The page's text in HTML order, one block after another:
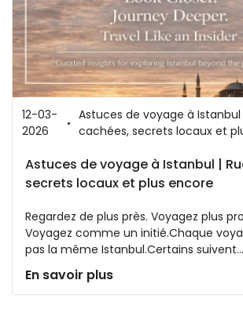
12-03-
2026
Astuces de voyage à Istanbul
cachées, secrets locaux et
Astuces de voyage à Istanbul |
secrets locaux et plus encore
Regardez de plus près. Voyagez plus
Voyagez comme un initié.Chaque
pas la même Istanbul.Certains suivent...
En savoir plus